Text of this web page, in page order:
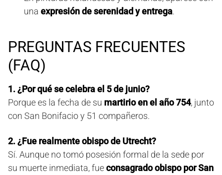
una expresión de serenidad y entrega.
PREGUNTAS FRECUENTES
(FAQ)
1. ¿Por qué se celebra el 5 de junio?
Porque es la fecha de su martirio en el año 754, junto
con San Bonifacio y 51 compañeros.
2. ¿Fue realmente obispo de Utrecht?
Sí. Aunque no tomó posesión formal de la sede por
su muerte inmediata, fueconsagrado obispo por San